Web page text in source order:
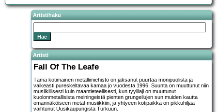
Artistihaku
Artisti
Fall Of The Leafe
Tämä kotimainen metallimiehistö on jaksanut puurtaa monipuolista ja
vaikeasti pureskeltavaa kamaa jo vuodesta 1996. Suunta on muuttunut niin
musiikillisesti kuin maantieteellisesti, kun tyylilaji on muuttunut
kuolonmetallisista meiningeistä pienten grungeilujen sun muiden kautta
omannäköiseen metal-musiikkiin, ja yhtyeen kotipaikka on pikkuhiljaa
vaihtunut Uusikaupungista Turkuun.